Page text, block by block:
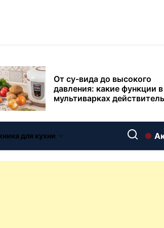
давления: какие функции в
переплачиват
Современный интерьер: как
вписать классическую
чугунную ванну Goldman в
выбираем между
для кухни